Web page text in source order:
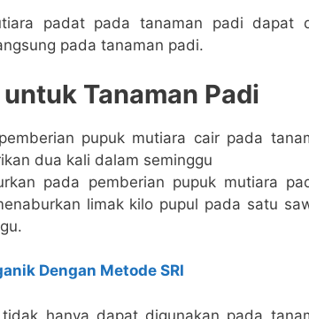
padat pada tanaman padi dapat
pada tanaman padi.
Tanaman Padi
pupuk mutiara cair pada
dua kali dalam seminggu
pada pemberian pupuk mutiara
limak kilo pupul pada satu
Dengan Metode SRI
hanya dapat digunakan pada